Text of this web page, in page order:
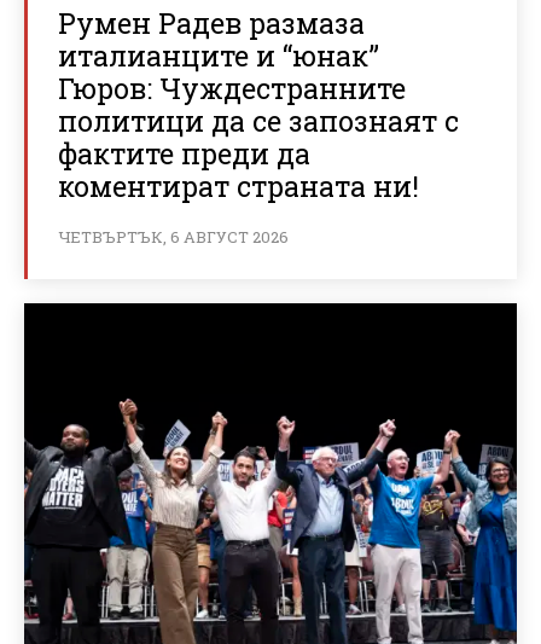
Румен Радев размаза
италианците и “юнак”
Гюров: Чуждестранните
политици да се запознаят с
фактите преди да
коментират страната ни!
ЧЕТВЪРТЪК, 6 АВГУСТ 2026